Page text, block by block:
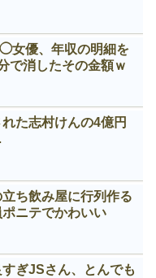
女優、年収の明細を
で消したその金額ｗ
れた志村けんの4億円
立ち飲み屋に行列作る
ニテでかわいい
すぎJSさん、とんでも